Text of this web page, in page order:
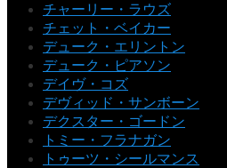
チャーリー・ラウズ
チェット・ベイカー
デューク・エリントン
デューク・ピアソン
デイヴ・コズ
デヴィッド・サンボーン
デクスター・ゴードン
トミー・フラナガン
トゥーツ・シールマンス